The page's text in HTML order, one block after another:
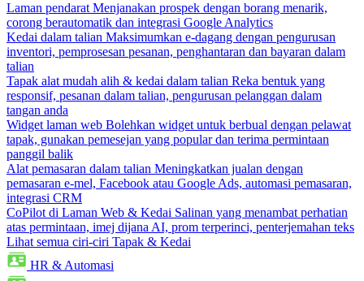
Laman pendarat Menjanakan prospek dengan borang menarik,
corong berautomatik dan integrasi Google Analytics
Kedai dalam talian Maksimumkan e-dagang dengan pengurusan
inventori, pemprosesan pesanan, penghantaran dan bayaran dalam
talian
Tapak alat mudah alih & kedai dalam talian Reka bentuk yang
responsif, pesanan dalam talian, pengurusan pelanggan dalam
tangan anda
Widget laman web Bolehkan widget untuk berbual dengan pelawat
tapak, gunakan pemesejan yang popular dan terima permintaan
panggil balik
Alat pemasaran dalam talian Meningkatkan jualan dengan
pemasaran e-mel, Facebook atau Google Ads, automasi pemasaran,
integrasi CRM
CoPilot di Laman Web & Kedai Salinan yang menambat perhatian
atas permintaan, imej dijana AI, prom terperinci, penterjemahan teks
Lihat semua ciri-ciri Tapak & Kedai
HR & Automasi